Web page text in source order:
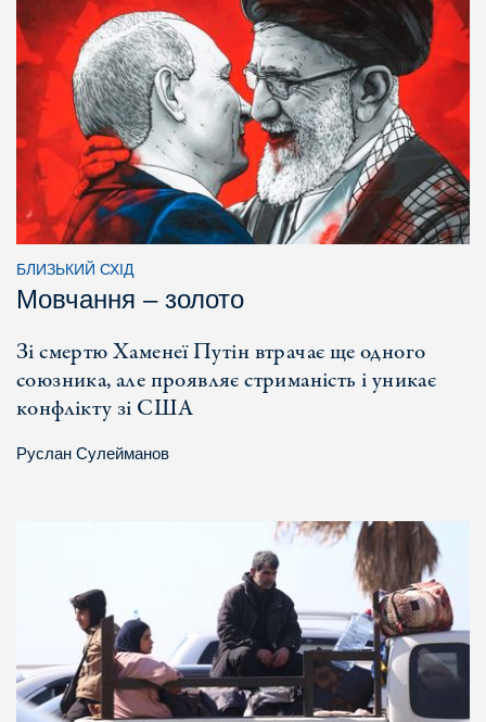
БЛИЗЬКИЙ СХІД
Мовчання – золото
Зі смертю Хаменеї Путін втрачає ще одного
союзника, але проявляє стриманість і уникає
конфлікту зі США
Руслан Сулейманов